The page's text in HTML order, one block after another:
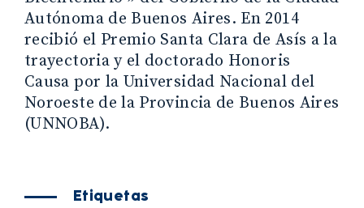
Autónoma de Buenos Aires. En 2014
recibió el Premio Santa Clara de Asís a la
trayectoria y el doctorado Honoris
Causa por la Universidad Nacional del
Noroeste de la Provincia de Buenos Aires
(UNNOBA).
Etiquetas